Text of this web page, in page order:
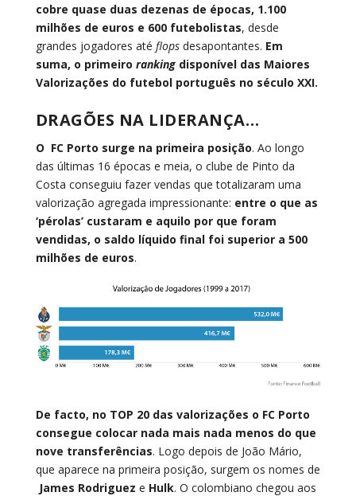
cobre quase duas dezenas de épocas, 1.100
milhões de euros e 600 futebolistas, desde
grandes jogadores até flopsdesapontantes. Em
suma, o primeiro rankingdisponível das Maiores
Valorizações do futebol português no século XXI.
DRAGÕES NA LIDERANÇA…
O FC Porto surge na primeira posição. Ao longo
das últimas 16 épocas e meia, o clube de Pinto da
Costa conseguiu fazer vendas que totalizaram uma
valorização agregada impressionante: entre o que as
‘pérolas’ custaram e aquilo por que foram
vendidas, o saldo líquido final foi superior a 500
milhões de euros.
De facto, no TOP 20 das valorizações o FC Porto
consegue colocar nada mais nada menos do que
nove transferências. Logo depois de João Mário,
que aparece na primeira posição, surgem os nomes de
James Rodriguez e Hulk. O colombiano chegou aos